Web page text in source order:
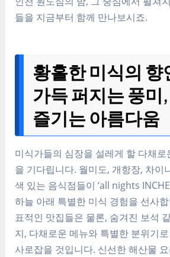
들을 지금부터 함께 만나보시죠.
황홀한 미식의 향
가득 퍼지는 풍미
즐기는 아름다움
미식가들의 심장을 설레게 할 다채
을 기다립니다. 월미도, 개항장, 차이
색 있는 음식점들이 ‘all nights
하늘 아래 특별한 미식 경험을 선사
표적인 맛집들은 물론, 숨겨진 보석
지, 다채로운 메뉴와 특별한 분위기
사로잡을 것입니다. 신선한 해산물